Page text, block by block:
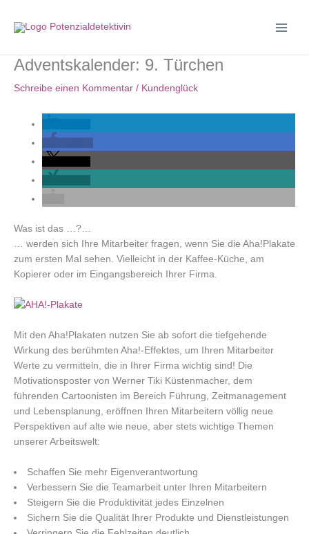
Inhalt
Adventskalender: 9. Türchen
Schreibe einen Kommentar / Kundenglück
Was ist das …?…
… werden sich Ihre Mitarbeiter fragen, wenn Sie die Aha!Plakate
zum ersten Mal sehen. Vielleicht in der Kaffee-Küche, am
Kopierer oder im Eingangsbereich Ihrer Firma.
Mit den Aha!Plakaten nutzen Sie ab sofort die tiefgehende
Wirkung des berühmten Aha!-Effektes, um Ihren Mitarbeiter
Werte zu vermitteln, die in Ihrer Firma wichtig sind! Die
Motivationsposter von Werner Tiki Küstenmacher, dem
führenden Cartoonisten im Bereich Führung, Zeitmanagement
und Lebensplanung, eröffnen Ihren Mitarbeitern völlig neue
Perspektiven auf alte wie neue, aber stets wichtige Themen
unserer Arbeitswelt:
Schaffen Sie mehr Eigenverantwortung
Verbessern Sie die Teamarbeit unter Ihren Mitarbeitern
Steigern Sie die Produktivität jedes Einzelnen
Sichern Sie die Qualität Ihrer Produkte und Dienstleistungen